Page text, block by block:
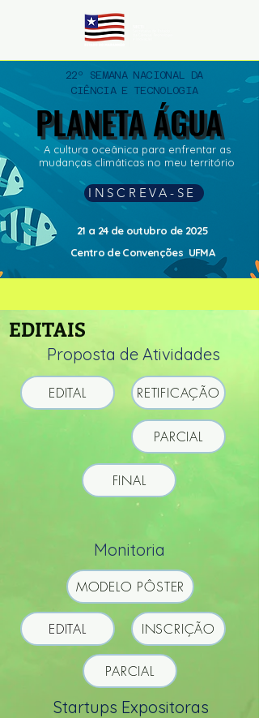
PLANETA ÁGUA
PLANETA ÁGUA
A cultura oceânica para enfrentar as
mudanças climáticas no meu território
21 a 24 de outubro de 2025
Centro de Convenções UFMA
22º SEMANA NACIONAL DA
CIÊNCIA E TECNOLOGIA
INSCREVA-SE
EDITAIS
Proposta de Atividades
EDITAL RETIFICAÇÃO
PARCIAL
FINAL
Monitoria
MODELO PÔSTER
EDITAL INSCRIÇÃO
PARCIAL
Startups Expositoras